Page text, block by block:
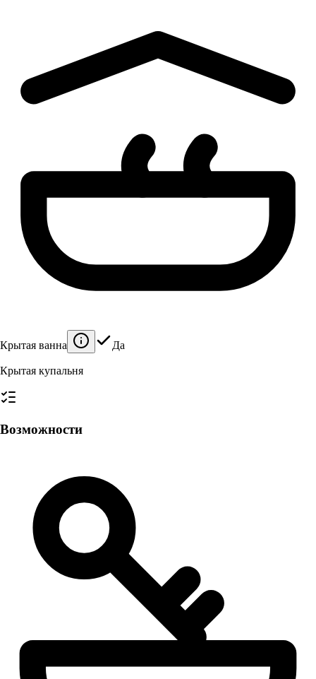
Крытая ванна Да
Крытая купальня
Возможности